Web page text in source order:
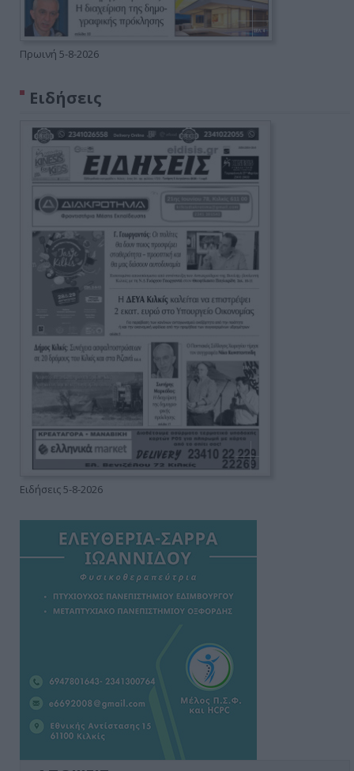
Πρωινή 5-8-2026
Ειδήσεις
Ειδήσεις 5-8-2026